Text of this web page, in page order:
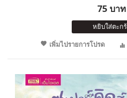
75 บาท
หยิบใส่ตะก
เพิ่มไปรายการโปรด